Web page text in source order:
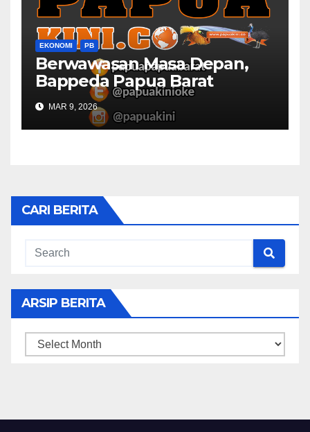
EKONOMI PB
Berwawasan Masa Depan,
Bappeda Papua Barat
Konsultasi Publik RKPD 2027
MAR 9, 2026
CARI BERITA
ARSIP BERITA
ARSIP